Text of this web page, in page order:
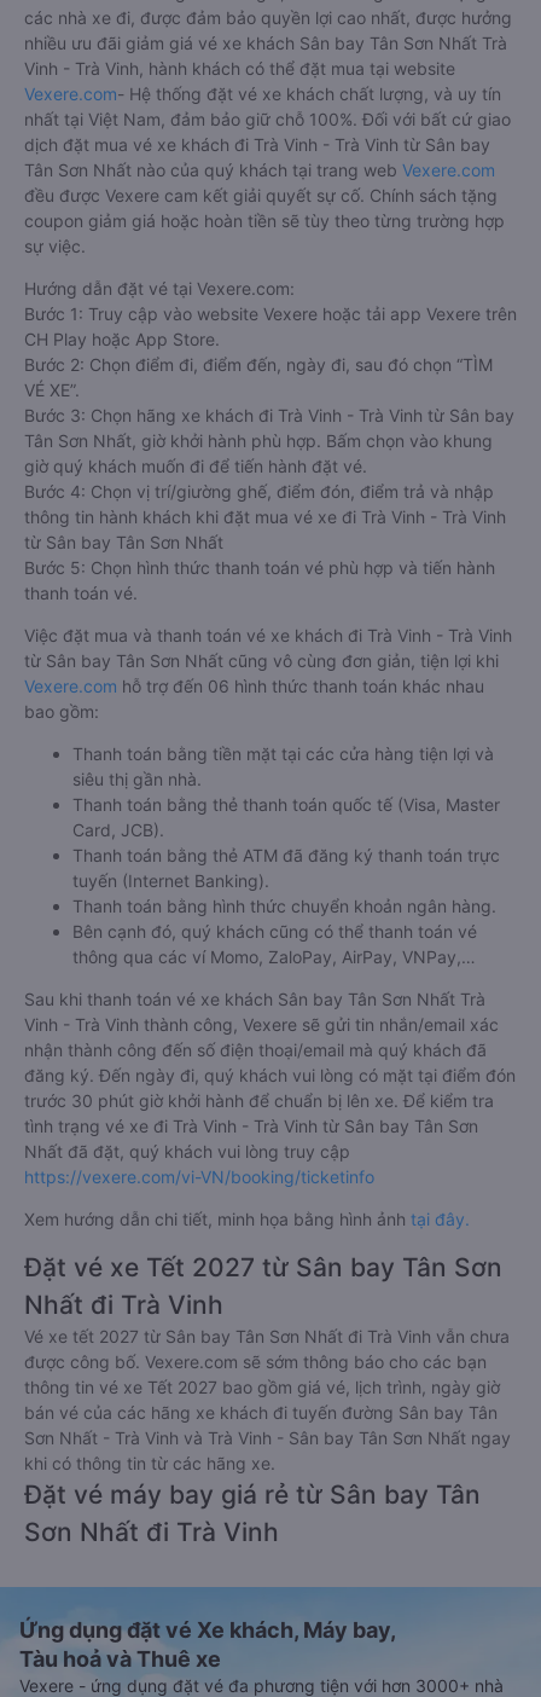
các nhà xe đi, được đảm bảo quyền lợi cao nhất, được hưởng
nhiều ưu đãi giảm giá vé xe khách Sân bay Tân Sơn Nhất Trà
Vinh - Trà Vinh, hành khách có thể đặt mua tại website
Vexere.com- Hệ thống đặt vé xe khách chất lượng, và uy tín
nhất tại Việt Nam, đảm bảo giữ chỗ 100%. Đối với bất cứ giao
dịch đặt mua vé xe khách đi Trà Vinh - Trà Vinh từ Sân bay
Tân Sơn Nhất nào của quý khách tại trang web Vexere.com
đều được Vexere cam kết giải quyết sự cố. Chính sách tặng
coupon giảm giá hoặc hoàn tiền sẽ tùy theo từng trường hợp
sự việc.
Hướng dẫn đặt vé tại Vexere.com:
Bước 1: Truy cập vào website Vexere hoặc tải app Vexere trên
CH Play hoặc App Store.
Bước 2: Chọn điểm đi, điểm đến, ngày đi, sau đó chọn “TÌM
VÉ XE”.
Bước 3: Chọn hãng xe khách đi Trà Vinh - Trà Vinh từ Sân bay
Tân Sơn Nhất, giờ khởi hành phù hợp. Bấm chọn vào khung
giờ quý khách muốn đi để tiến hành đặt vé.
Bước 4: Chọn vị trí/giường ghế, điểm đón, điểm trả và nhập
thông tin hành khách khi đặt mua vé xe đi Trà Vinh - Trà Vinh
từ Sân bay Tân Sơn Nhất
Bước 5: Chọn hình thức thanh toán vé phù hợp và tiến hành
thanh toán vé.
Việc đặt mua và thanh toán vé xe khách đi Trà Vinh - Trà Vinh
từ Sân bay Tân Sơn Nhất cũng vô cùng đơn giản, tiện lợi khi
Vexere.com hỗ trợ đến 06 hình thức thanh toán khác nhau
bao gồm:
Thanh toán bằng tiền mặt tại các cửa hàng tiện lợi và
siêu thị gần nhà.
Thanh toán bằng thẻ thanh toán quốc tế (Visa, Master
Card, JCB).
Thanh toán bằng thẻ ATM đã đăng ký thanh toán trực
tuyến (Internet Banking).
Thanh toán bằng hình thức chuyển khoản ngân hàng.
Bên cạnh đó, quý khách cũng có thể thanh toán vé
thông qua các ví Momo, ZaloPay, AirPay, VNPay,…
Sau khi thanh toán vé xe khách Sân bay Tân Sơn Nhất Trà
Vinh - Trà Vinh thành công, Vexere sẽ gửi tin nhắn/email xác
nhận thành công đến số điện thoại/email mà quý khách đã
đăng ký. Đến ngày đi, quý khách vui lòng có mặt tại điểm đón
trước 30 phút giờ khởi hành để chuẩn bị lên xe. Để kiểm tra
tình trạng vé xe đi Trà Vinh - Trà Vinh từ Sân bay Tân Sơn
Nhất đã đặt, quý khách vui lòng truy cập
https://vexere.com/vi-VN/booking/ticketinfo
Xem hướng dẫn chi tiết, minh họa bằng hình ảnh tại đây.
Đặt vé xe Tết 2027 từ Sân bay Tân Sơn
Nhất đi Trà Vinh
Vé xe tết 2027 từ Sân bay Tân Sơn Nhất đi Trà Vinh vẫn chưa
được công bố. Vexere.com sẽ sớm thông báo cho các bạn
thông tin vé xe Tết 2027 bao gồm giá vé, lịch trình, ngày giờ
bán vé của các hãng xe khách đi tuyến đường Sân bay Tân
Sơn Nhất - Trà Vinh và Trà Vinh - Sân bay Tân Sơn Nhất ngay
khi có thông tin từ các hãng xe.
Đặt vé máy bay giá rẻ từ Sân bay Tân
Sơn Nhất đi Trà Vinh
Ứng dụng đặt vé Xe khách, Máy bay,
Tàu hoả và Thuê xe
Vexere - ứng dụng đặt vé đa phương tiện với hơn 3000+ nhà